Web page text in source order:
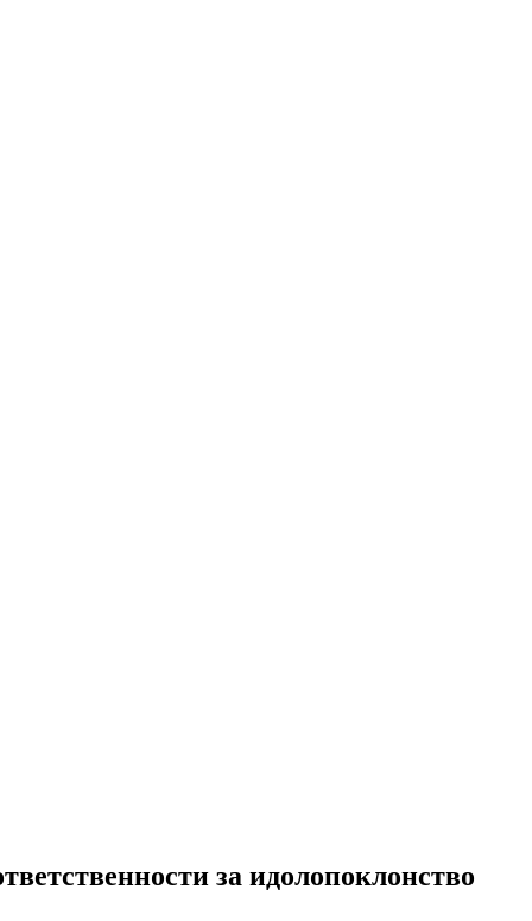
за идолопоклонство